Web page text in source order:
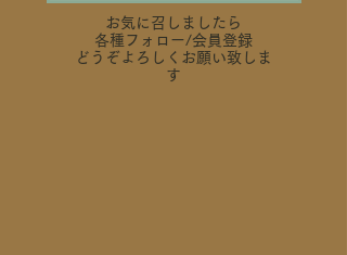
お気に召しましたら
各種フォロー/会員登録
どうぞよろしくお願い致しま
す